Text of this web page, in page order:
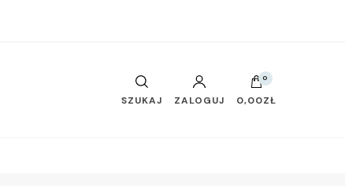
SZUKAJ ZALOGUJ
0
0,00ZŁ